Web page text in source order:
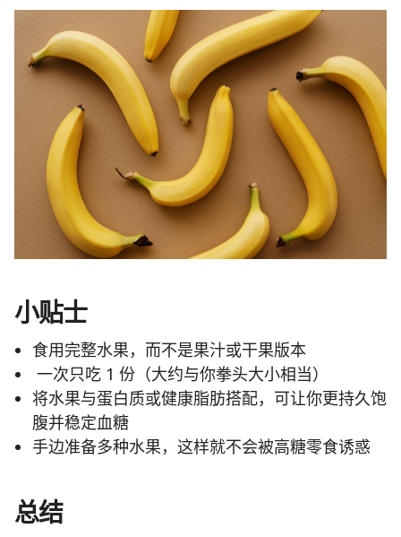
小贴士
食用完整水果，而不是果汁或干果版本
一次只吃 1 份（大约与你拳头大小相当）
将水果与蛋白质或健康脂肪搭配，可让你更持久饱
腹并稳定血糖
手边准备多种水果，这样就不会被高糖零食诱惑
总结